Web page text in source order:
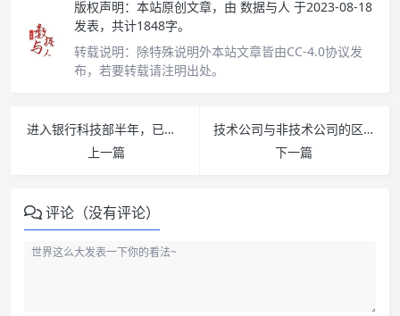
版权声明： 本站原创文章，由 数据与人 于2023-08-18
发表，共计1848字。
转载说明： 除特殊说明外本站文章皆由CC-4.0协议发
布，若要转载请注明出处。
进入银行科技部半年，已经丧失跳槽的能力了！
上一篇
技术公司与非技术公司的区别，真实!
下一篇
评论（没有评论）